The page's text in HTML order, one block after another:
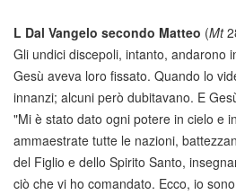
L Dal Vangelo secondo Matteo (Mt
Gli undici discepoli, intanto, andarono
Gesù aveva loro fissato. Quando lo
innanzi; alcuni però dubitavano. E
"Mi è stato dato ogni potere in cielo e
ammaestrate tutte le nazioni,
del Figlio e dello Spirito Santo,
ciò che vi ho comandato. Ecco, io